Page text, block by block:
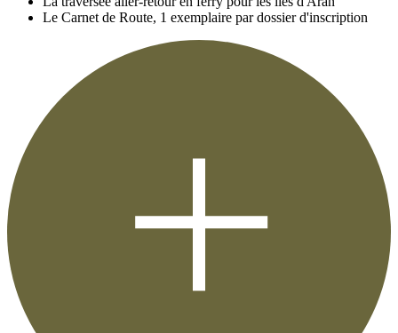
Le Carnet de Route, 1 exemplaire par dossier d'inscription